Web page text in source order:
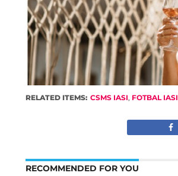
RELATED ITEMS: CSMS IASI, FOTBAL IASI
RECOMMENDED FOR YOU